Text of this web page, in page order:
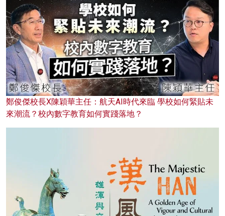
鄭俊傑校長X陳穎華主任：航天AI時代來臨 學校如何緊貼未
來潮流？校內數字教育如何實踐落地？